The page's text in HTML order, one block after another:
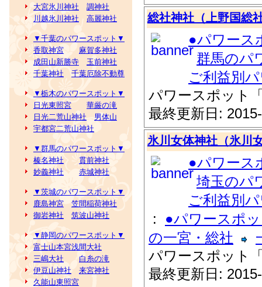
大宮氷川神社
調神社
川越氷川神社
高麗神社
▼千葉のパワースポット▼
香取神宮
麻賀多神社
成田山新勝寺
玉前神社
千葉神社
千葉厄除不動尊
▼栃木のパワースポット▼
日光東照宮
華厳の滝
日光二荒山神社
男体山
宇都宮二荒山神社
▼群馬のパワースポット▼
榛名神社
貫前神社
妙義神社
赤城神社
▼茨城のパワースポット▼
鹿島神宮
笠間稲荷神社
御岩神社
筑波山神社
▼静岡のパワースポット▼
富士山本宮浅間大社
三嶋大社
白糸の滝
伊豆山神社
来宮神社
久能山東照宮
総社神社（上野国総
●パワース
群馬のパ
ご利益別
パワースポット
最終更新日:
氷川女体神社（氷川
●パワース
埼玉のパ
ご利益別
: ●パワースポ
の一宮・総社
パワースポット
最終更新日: